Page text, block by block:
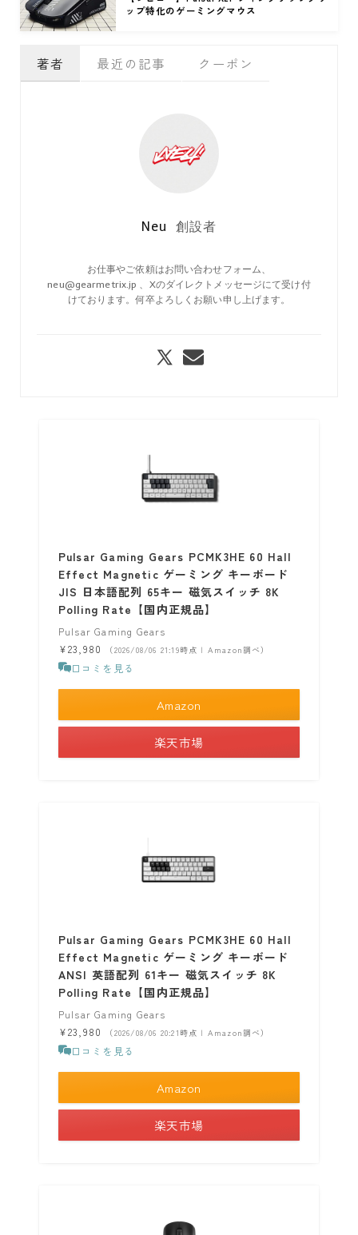
ップ特化のゲーミングマウス
著者 最近の記事 クーポン
Neu 創設者
お仕事やご依頼はお問い合わせフォーム、
neu@gearmetrix.jp 、Xのダイレクトメッセージにて受け付
けております。何卒よろしくお願い申し上げます。
Pulsar Gaming Gears PCMK3HE 60 Hall
Effect Magnetic ゲーミング キーボード
JIS 日本語配列 65キー 磁気スイッチ 8K
Polling Rate【国内正規品】
Pulsar Gaming Gears
¥23,980
（2026/08/06 21:19時点 | Amazon調べ）
口コミを見る
Amazon
楽天市場
Pulsar Gaming Gears PCMK3HE 60 Hall
Effect Magnetic ゲーミング キーボード
ANSI 英語配列 61キー 磁気スイッチ 8K
Polling Rate【国内正規品】
Pulsar Gaming Gears
¥23,980
（2026/08/06 20:21時点 | Amazon調べ）
口コミを見る
Amazon
楽天市場